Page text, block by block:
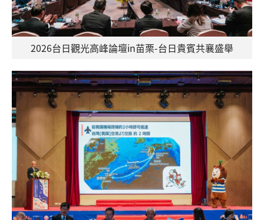
2026台日觀光高峰論壇in苗栗-台日貴賓共襄盛舉